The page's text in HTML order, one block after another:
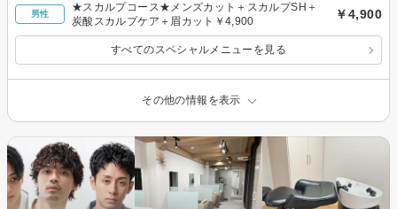
男性
★スカルプコース★メンズカット＋スカルプSH＋
炭酸スカルプケア＋眉カット￥4,900
￥4,900
すべてのスペシャルメニューを見る
その他の情報を表示